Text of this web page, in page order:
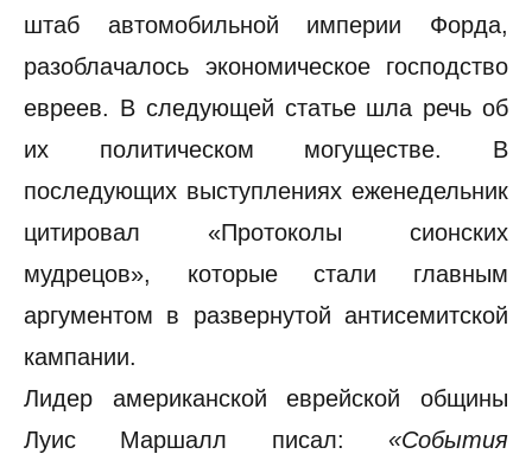
штаб автомобильной империи Форда,
разоблачалось экономическое господство
евреев. В следующей статье шла речь об
их политическом могуществе. В
последующих выступлениях еженедельник
цитировал «Протоколы сионских
мудрецов», которые стали главным
аргументом в развернутой антисемитской
кампании.
Лидер американской еврейской общины
Луис Маршалл писал: «События